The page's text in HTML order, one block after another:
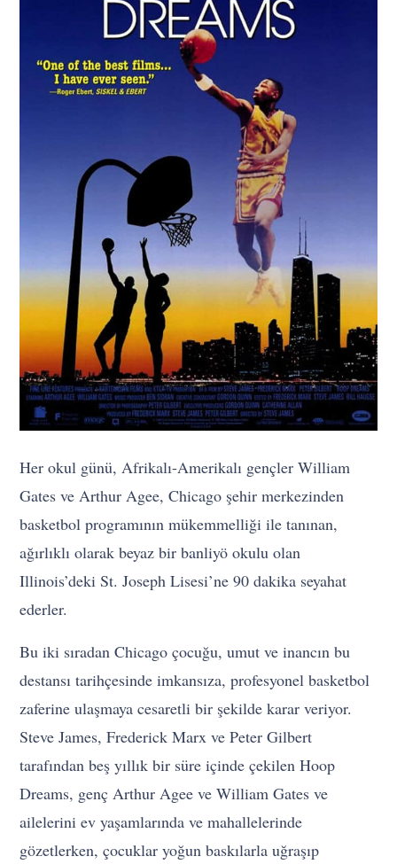
Her okul günü, Afrikalı-Amerikalı gençler William
Gates ve Arthur Agee, Chicago şehir merkezinden
basketbol programının mükemmelliği ile tanınan,
ağırlıklı olarak beyaz bir banliyö okulu olan
Illinois’deki St. Joseph Lisesi’ne 90 dakika seyahat
ederler.
Bu iki sıradan Chicago çocuğu, umut ve inancın bu
destansı tarihçesinde imkansıza, profesyonel basketbol
zaferine ulaşmaya cesaretli bir şekilde karar veriyor.
Steve James, Frederick Marx ve Peter Gilbert
tarafından beş yıllık bir süre içinde çekilen Hoop
Dreams, genç Arthur Agee ve William Gates ve
ailelerini ev yaşamlarında ve mahallelerinde
gözetlerken, çocuklar yoğun baskılarla uğraşıp